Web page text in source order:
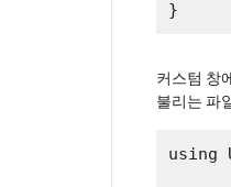
커스텀 창
불리는 파
using